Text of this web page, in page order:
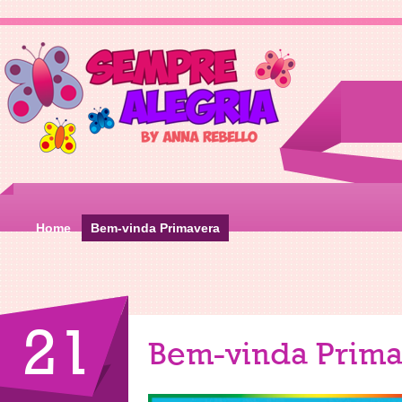
Home Bem-vinda Primavera
21 Bem-vinda